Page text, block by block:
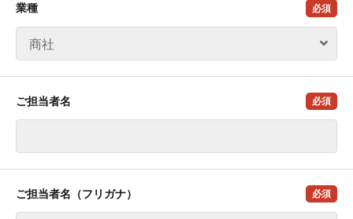
業種 必須
ご担当者名 必須
ご担当者名（フリガナ） 必須